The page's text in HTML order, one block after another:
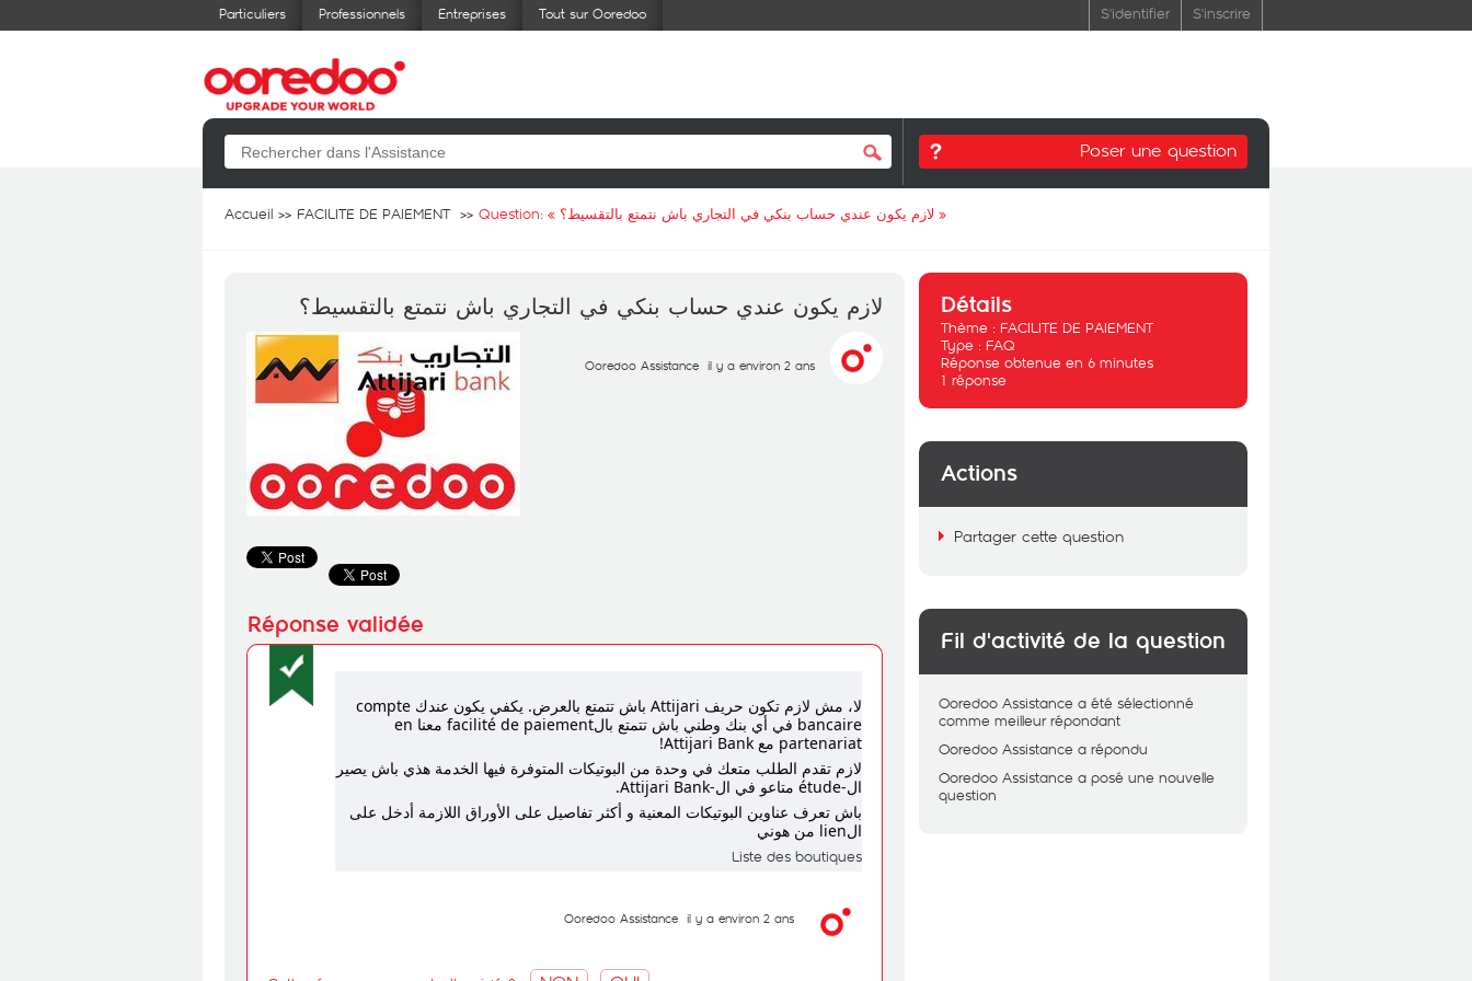
Particuliers Professionnels Entreprises Tout sur Ooredoo S'identifier S'inscrire
Poser une question
Accueil FACILITE DE PAIEMENT Question: « لازم يكون عندي حساب بنكي في التجاري باش نتمتع بالتقسيط؟ »
لازم يكون عندي حساب بنكي في التجاري باش نتمتع بالتقسيط؟
Ooredoo Assistance il y a environ 2 ans
لا، مش لازم تكون حريف Attijari باش تتمتع بالعرض. يكفي يكون عندك compte
bancaire في أي بنك وطني باش تتمتع بالfacilité de paiement معنا en
partenariat مع Attijari Bank!
لازم تقدم الطلب متعك في وحدة من البوتيكات المتوفرة فيها الخدمة هذي باش يصير
ال-étude متاعو في ال-Attijari Bank.
باش تعرف عناوين البوتيكات المعنية و أكثر تفاصيل على الأوراق اللازمة أدخل على
الlien من هوني
Liste des boutiques
Ooredoo Assistance il y a environ 2 ans
Détails
Thème : FACILITE DE PAIEMENT
Type : FAQ
Réponse obtenue en 6 minutes
1 réponse
Actions
Partager cette question
Fil d'activité de la question
Ooredoo Assistance a été sélectionné
comme meilleur répondant
Ooredoo Assistance a répondu
Ooredoo Assistance a posé une nouvelle
question